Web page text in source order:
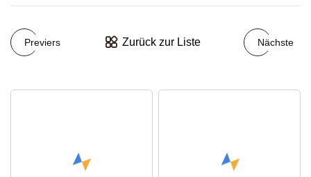
Previers Zurück zur Liste Nächste